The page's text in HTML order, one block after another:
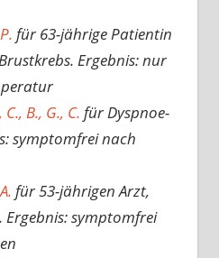
für 63-jährige Patientin
Ergebnis: nur
B., G., C. für Dyspnoe-
symptomfrei nach
für 53-jährigen Arzt,
Ergebnis: symptomfrei